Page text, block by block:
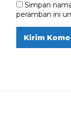
Simpan
peramban ini